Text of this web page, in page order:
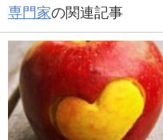
専門家の関連記事